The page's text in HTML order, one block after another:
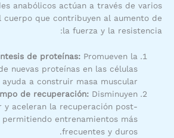
anabólicos actúan a través de varios
cuerpo que contribuyen al aumento de
la fuerza y la resistencia:
de proteínas:Promueven la
nuevas proteínas en las células
a construir masa muscular.
de recuperación:Disminuyen
y aceleran la recuperación post-
entrenamientos más
frecuentes y duros.